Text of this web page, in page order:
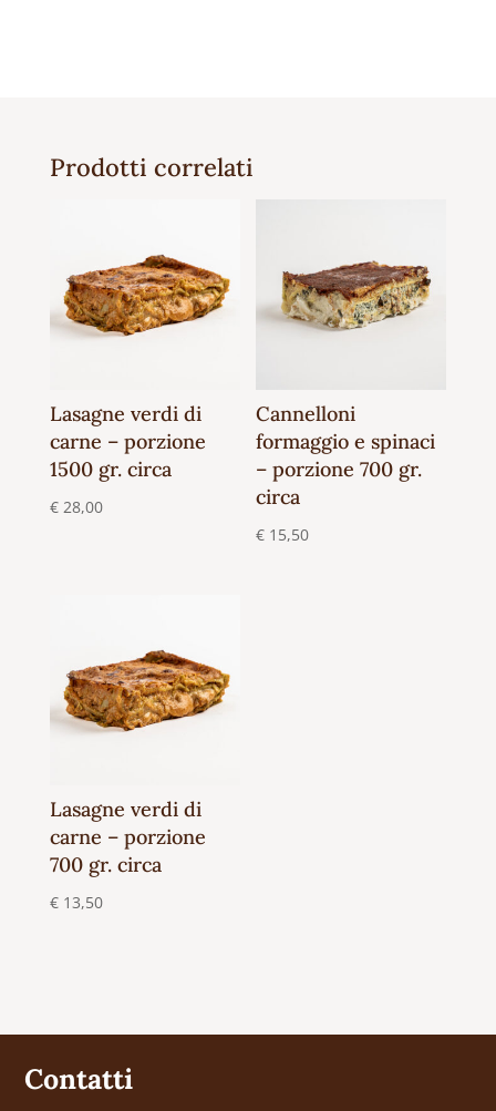
Prodotti correlati
Lasagne verdi di
carne – porzione
1500 gr. circa
€28,00
Cannelloni
formaggio e spinaci
– porzione 700 gr.
circa
€ 15,50
Lasagne verdi di
carne – porzione
700 gr. circa
€13,50
Contatti